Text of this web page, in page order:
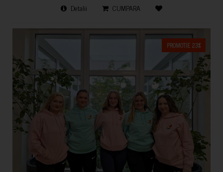
Detalii CUMPARA
PROMOTIE 23%